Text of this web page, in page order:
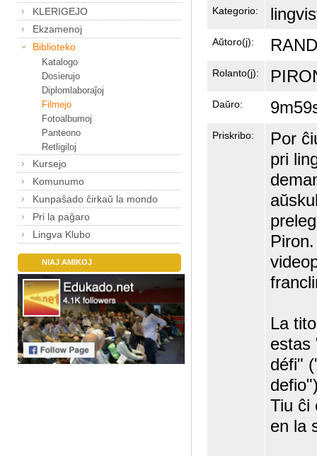
KLERIGEJO
Ekzamenoj
Biblioteko
Katalogo
Dosierujo
Diplomlaboraĵoj
Filmejo
Fotoalbumoj
Panteono
Retligiloj
Kursejo
Komunumo
Kunpaŝado ĉirkaŭ la mondo
Pri la paĝaro
Lingva Klubo
NIAJ AMIKOJ
Kategorio:
Aŭtoro(j):
Rolanto(j):
Daŭro:
Priskribo:
Por
pri
La
estas
défi"
Tiu ĉi
en la